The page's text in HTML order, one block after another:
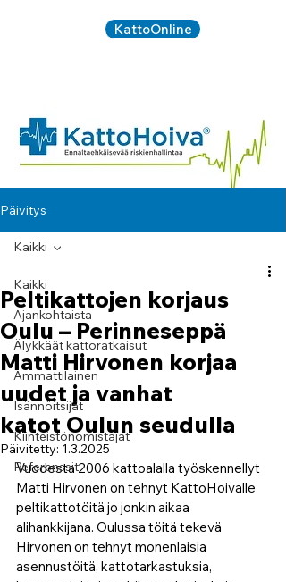
KattoOnline
Päivitys
Kaikki
Ajankohtaista
Älykkäät kattoratkaisut
Ammattilainen
Isännöitsijät
Kiinteistönomistajat
Referenssit
Kaikki
Peltikattojen korjaus
Oulu – Perinneseppä
Matti Hirvonen korjaa
uudet ja vanhat
katot Oulun seudulla
Päivitetty: 1.3.2025
Vuodesta 2006 kattoalalla työskennellyt
Matti Hirvonen on tehnyt KattoHoivalle
peltikattotöitä jo jonkin aikaa
alihankkijana. Oulussa töitä tekevä
Hirvonen on tehnyt monenlaisia
asennustöitä, kattotarkastuksia,